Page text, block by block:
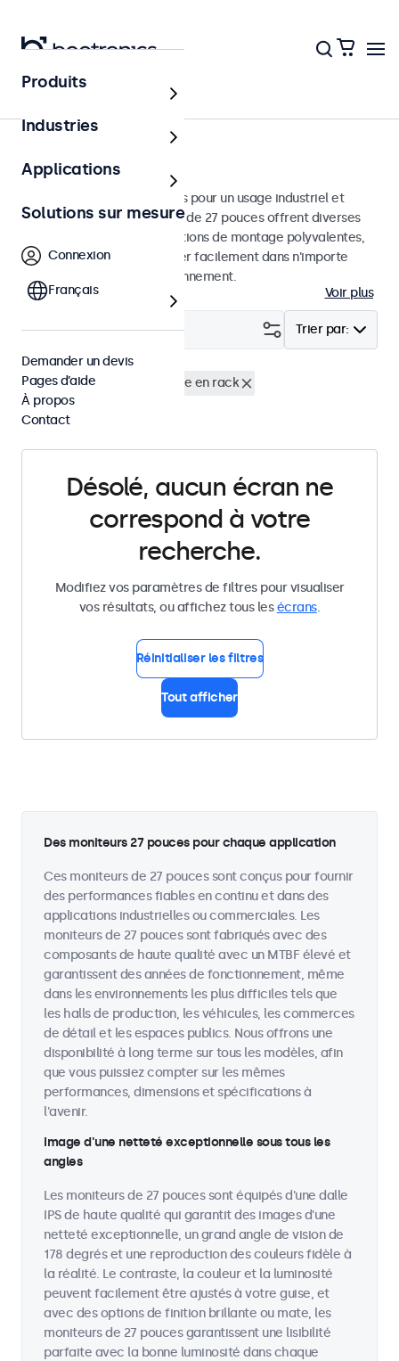
Écrans
Moniteurs 27 pouces
Moniteurs 27 pouces conçus pour un usage industriel et
commercial. Ces moniteurs de 27 pouces offrent diverses
connexions vidéo et des options de montage polyvalentes,
leur permettant de s'intégrer facilement dans n'importe
quelle application et environnement.
Voir plus
Trier par:
Filtrer (0)
Écrans 27 pouces
Montage en rack
Supprimer tous les filtres
Désolé, aucun écran ne
correspond à votre
recherche.
Modifiez vos paramètres de filtres pour visualiser
vos résultats, ou affichez tous lesécrans.
Réinitialiser les filtres
Tout afficher
Des moniteurs 27 pouces pour chaque application
Ces moniteurs de 27 pouces sont conçus pour fournir
des performances fiables en continu et dans des
applications industrielles ou commerciales. Les
moniteurs de 27 pouces sont fabriqués avec des
composants de haute qualité avec un MTBF élevé et
garantissent des années de fonctionnement, même
dans les environnements les plus difficiles tels que
les halls de production, les véhicules, les commerces
de détail et les espaces publics. Nous offrons une
disponibilité à long terme sur tous les modèles, afin
que vous puissiez compter sur les mêmes
performances, dimensions et spécifications à
l'avenir.
Image d'une netteté exceptionnelle sous tous les
angles
Les moniteurs de 27 pouces sont équipés d'une dalle
IPS de haute qualité qui garantit des images d'une
netteté exceptionnelle, un grand angle de vision de
178 degrés et une reproduction des couleurs fidèle à
la réalité. Le contraste, la couleur et la luminosité
peuvent facilement être ajustés à votre guise, et
avec des options de finition brillante ou mate, les
moniteurs de 27 pouces garantissent une lisibilité
parfaite avec la bonne luminosité dans chaque
Produits
Industries
Applications
Solutions sur mesure
Connexion
Français
Demander un devis
Pages d’aide
À propos
Contact